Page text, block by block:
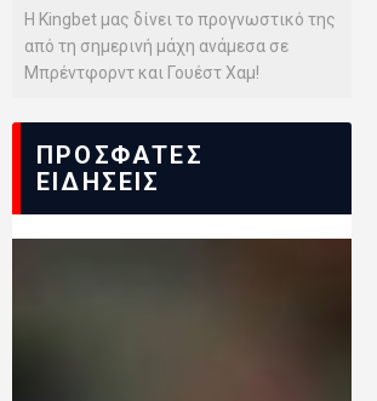
Η Kingbet μας δίνει το προγνωστικό της
από τη σημερινή μάχη ανάμεσα σε
Μπρέντφορντ και Γουέστ Χαμ!
ΠΡΟΣΦΑΤΕΣ
ΕΙΔΗΣΕΙΣ